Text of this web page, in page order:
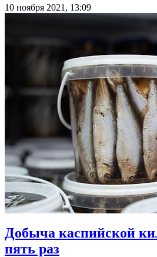
10 ноября 2021, 13:09
Добыча каспийской
пять раз